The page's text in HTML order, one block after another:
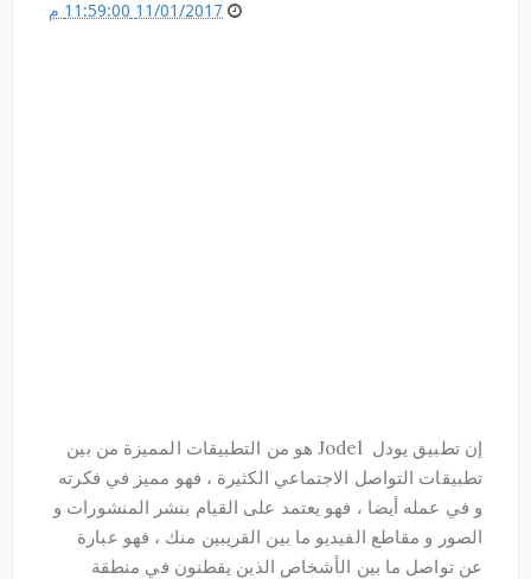
11/01/2017 11:59:00 م
إن تطبيق يودل Jodel هو من التطبيقات المميزة من بين
تطبيقات التواصل الاجتماعي الكثيرة ، فهو مميز في فكرته
و في عمله أيضا ، فهو يعتمد على القيام بنشر المنشورات و
الصور و مقاطع الفيديو ما بين القريبين منك ، فهو عبارة
عن تواصل ما بين الأشخاص الذين يقطنون في منطقة